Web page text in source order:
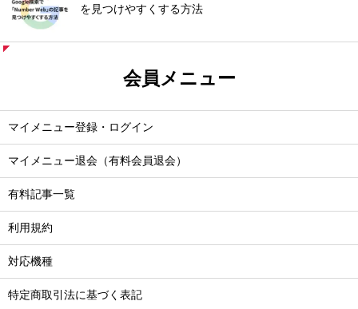
を見つけやすくする方法
会員メニュー
マイメニュー登録・ログイン
マイメニュー退会（有料会員退会）
有料記事一覧
利用規約
対応機種
特定商取引法に基づく表記